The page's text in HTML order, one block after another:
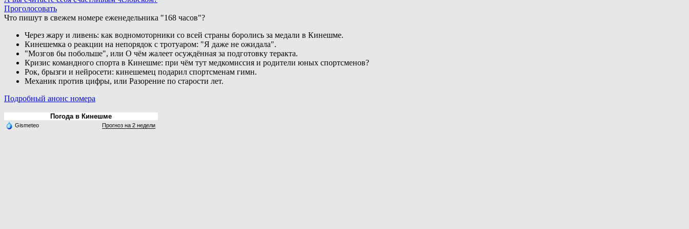
Проголосовать
Что пишут в свежем номере еженедельника "168 часов"?
Через жару и ливень: как водномоторники со всей страны боролись за медали в Кинешме.
Кинешемка о реакции на непорядок с тротуаром: "Я даже не ожидала".
"Мозгов бы побольше", или О чём жалеет осуждённая за подготовку теракта.
Кризис командного спорта в Кинешме: при чём тут медкомиссия и родители юных спортсменов?
Рок, брызги и нейросети: кинешемец подарил спортсменам гимн.
Механик против цифры, или Разорение по старости лет.
Подробный анонс номера
Погода в Кинешме
Gismeteo Прогноз на 2 недели